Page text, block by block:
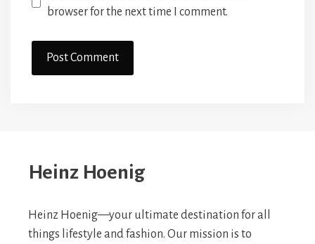
browser for the next time I comment.
Heinz Hoenig
Heinz Hoenig—your ultimate destination for all
things lifestyle and fashion. Our mission is to